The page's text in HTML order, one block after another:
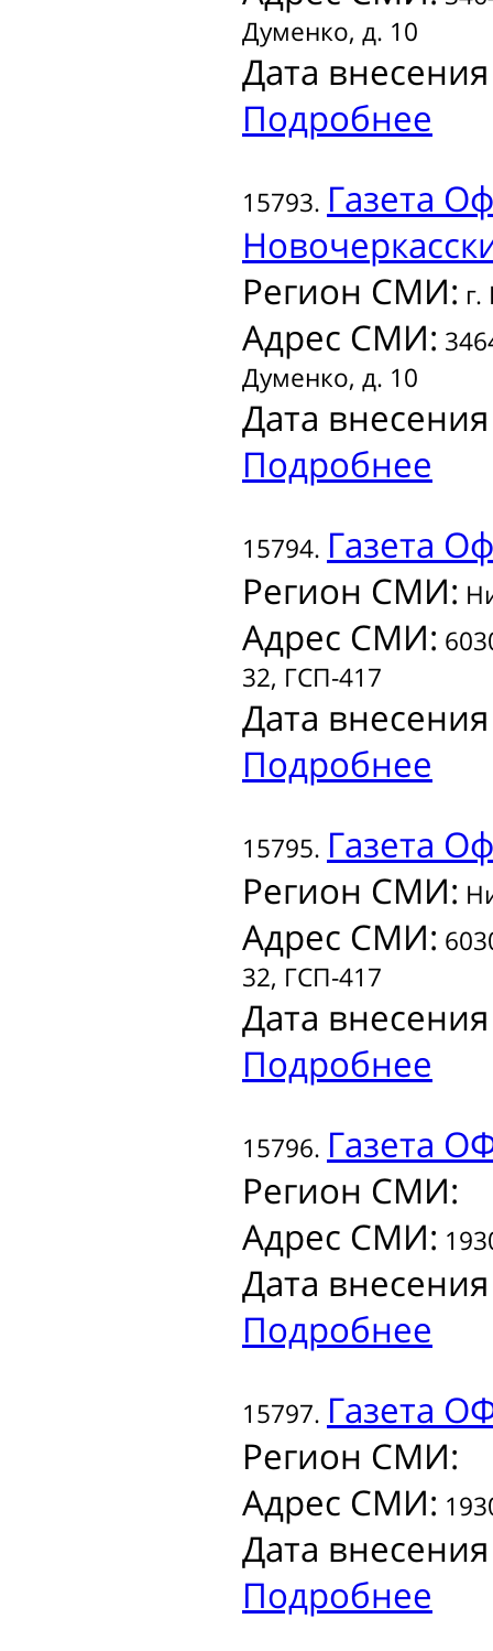
Думенко, д. 10
Дата
Подробнее
15793. Газета
Регион СМИ:
Адрес СМИ:
Думенко, д. 10
Дата
Подробнее
15794. Газета
Регион СМИ:
Адрес СМИ:
32, ГСП-417
Дата
Подробнее
15795. Газета
Регион СМИ:
Адрес СМИ:
32, ГСП-417
Дата
Подробнее
15796. Газета
Регион СМИ:
Адрес СМИ:
Дата
Подробнее
15797. Газета
Регион СМИ:
Адрес СМИ:
Дата
Подробнее